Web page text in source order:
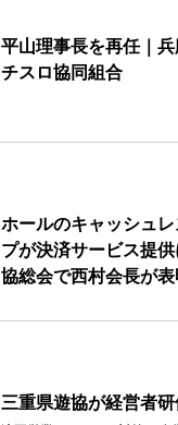
平山理事長を再任｜
チスロ協同組合
ホールのキャッシュ
プが決済サービス提
協総会で西村会長が表
三重県遊協が経営者